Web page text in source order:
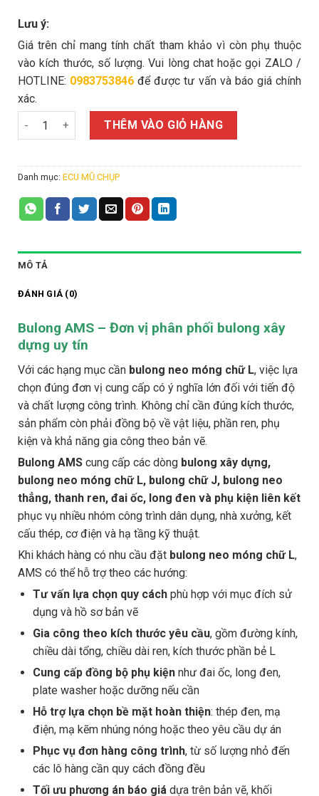
Lưu ý:
Giá trên chỉ mang tính chất tham khảo vì còn phụ thuộc
vào kích thước, số lượng. Vui lòng chat hoặc gọi ZALO /
HOTLINE: 0983753846 để được tư vấn và báo giá chính
xác.
Ecu mũ M27 số lượngTHÊM VÀO GIỎ HÀNG
Danh mục: ECU MŨ CHỤP
MÔ TẢ
ĐÁNH GIÁ (0)
Bulong AMS – Đơn vị phân phối bulong xây
dựng uy tín
Với các hạng mục cần bulong neo móng chữ L, việc lựa
chọn đúng đơn vị cung cấp có ý nghĩa lớn đối với tiến độ
và chất lượng công trình. Không chỉ cần đúng kích thước,
sản phẩm còn phải đồng bộ về vật liệu, phần ren, phụ
kiện và khả năng gia công theo bản vẽ.
Bulong AMS cung cấp các dòng bulong xây dựng,
bulong neo móng chữ L, bulong chữ J, bulong neo
thẳng, thanh ren, đai ốc, long đen và phụ kiện liên kết
phục vụ nhiều nhóm công trình dân dụng, nhà xưởng, kết
cấu thép, cơ điện và hạ tầng kỹ thuật.
Khi khách hàng có nhu cầu đặt bulong neo móng chữ L,
AMS có thể hỗ trợ theo các hướng:
Tư vấn lựa chọn quy cáchphù hợp với mục đích sử
dụng và hồ sơ bản vẽ
Gia công theo kích thước yêu cầu, gồm đường kính,
chiều dài tổng, chiều dài ren, kích thước phần bẻ L
Cung cấp đồng bộ phụ kiệnnhư đai ốc, long đen,
plate washer hoặc dưỡng nếu cần
Hỗ trợ lựa chọn bề mặt hoàn thiện: thép đen, mạ
điện, mạ kẽm nhúng nóng hoặc theo yêu cầu dự án
Phục vụ đơn hàng công trình, từ số lượng nhỏ đến
các lô hàng cần quy cách đồng đều
Tối ưu phương án báo giá dựa trên bản vẽ, khối